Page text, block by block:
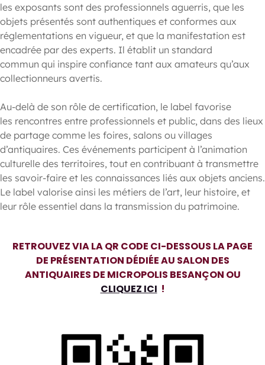
les exposants sont des professionnels aguerris, que les
objets présentés sont authentiques et conformes aux
réglementations en vigueur, et que la manifestation est
encadrée par des experts. Il établit un standard
commun qui inspire confiance tant aux amateurs qu’aux
collectionneurs avertis.
Au-delà de son rôle de certification, le label favorise
les rencontres entre professionnels et public, dans des lieux
de partage comme les foires, salons ou villages
d’antiquaires. Ces événements participent à l’animation
culturelle des territoires, tout en contribuant à transmettre
les savoir-faire et les connaissances liés aux objets anciens.
Le label valorise ainsi les métiers de l’art, leur histoire, et
leur rôle essentiel dans la transmission du patrimoine.
RETROUVEZ VIA LA QR CODE CI-DESSOUS LA PAGE
DE PRÉSENTATION DÉDIÉE AU SALON DES
ANTIQUAIRES DE MICROPOLIS BESANÇON OU
CLIQUEZ ICI !